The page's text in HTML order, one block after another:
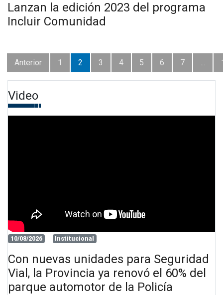
Lanzan la edición 2023 del programa
Incluir Comunidad
Anterior 1 2 3 4 5 6 7 ...
Video
10/08/2026 Institucional
Con nuevas unidades para Seguridad
Vial, la Provincia ya renovó el 60% del
parque automotor de la Policía